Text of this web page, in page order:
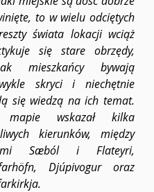
to w wielu odciętych
świata lokacji wciąż
się stare obrzędy,
mieszkańcy bywają
skryci i niechętnie
się wiedzą na ich temat.
wskazał kilka
kierunków, między
Sæból i Flateyri,
Djúpivogur oraz